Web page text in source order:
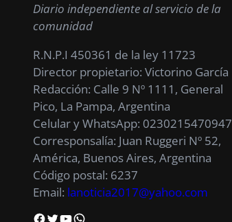
Diario independiente al servicio de la
comunidad
R.N.P.I 450361 de la ley 11723
Director propietario: Victorino García
Redacción: Calle 9 Nº 1111, General
Pico, La Pampa, Argentina
Celular y WhatsApp: 0230215470947
Corresponsalía: Juan Ruggeri Nº 52,
América, Buenos Aires, Argentina
Código postal: 6237
Email: lanoticia2017@yahoo.com
Facebook Twitter YouTube WhatsApp